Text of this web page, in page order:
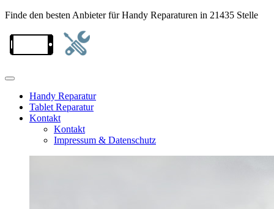
Finde den besten Anbieter für Handy Reparaturen in 21435 Stelle
Handy Reparatur
Tablet Reparatur
Kontakt
Kontakt
Impressum & Datenschutz